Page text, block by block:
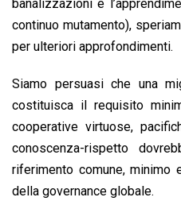
banalizzazioni e
continuo mutamento),
per ulteriori approfondimenti.
Siamo persuasi che una
costituisca il requisito
cooperative virtuose,
conoscenza-rispetto
riferimento comune, minimo
della governance globale.